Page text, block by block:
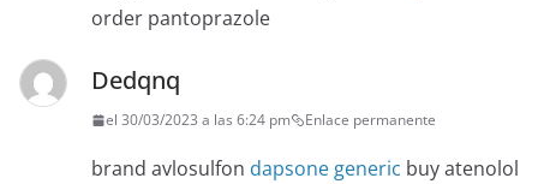
order pantoprazole
Dedqnq
el 30/03/2023 a las 6:24 pm Enlace permanente
brand avlosulfon dapsone generic buy atenolol